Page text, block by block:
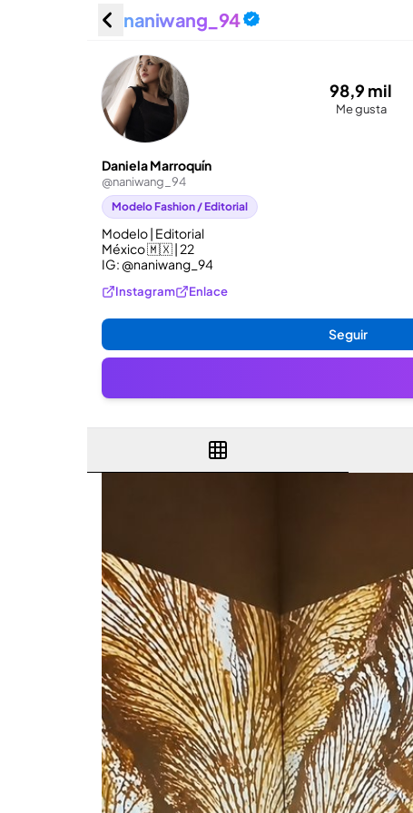
naniwang_94
98,9 mil
Me gusta
Daniela Marroquín
@naniwang_94
Modelo Fashion / Editorial
Modelo | Editorial
México 🇲🇽 | 22
IG: @naniwang_94
Instagram Enlace
Seguir